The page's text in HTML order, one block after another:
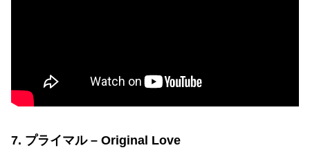
7. プライマル – Original Love